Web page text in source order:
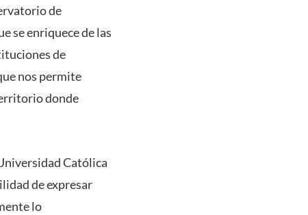
de
se enriquece de las
de
nos permite
donde
Católica
de expresar
lo